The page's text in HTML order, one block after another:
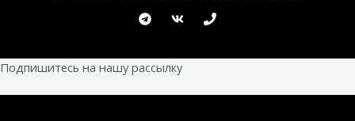
Подпишитесь на нашу рассылку